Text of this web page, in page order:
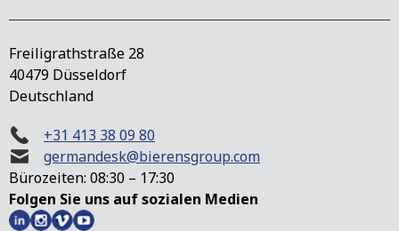
Freiligrathstraße 28
40479 Düsseldorf
Deutschland
+31 413 38 09 80
germandesk@bierensgroup.com
Bürozeiten: 08:30 – 17:30
Folgen Sie uns auf sozialen Medien